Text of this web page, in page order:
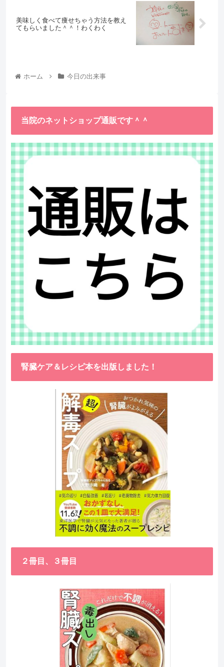
美味しく食べて痩せちゃう方法を教え
てもらいました＾＾！わくわく
ホーム 今日の出来事
当院のネットショップ通販です＾＾
腎臓ケア＆レシピ本を出版しました！
２冊目、３冊目